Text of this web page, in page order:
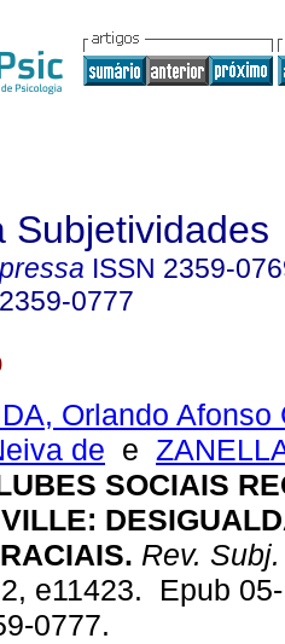
Subjetividades
ISSN 2359-
2359-0777
Orlando Afonso
de e
SOCIAIS
Rev. Subj.
e11423. Epub
0777.